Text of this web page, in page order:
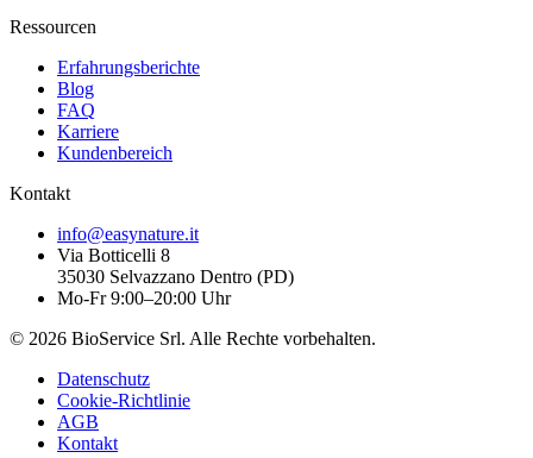
Ressourcen
Erfahrungsberichte
Blog
FAQ
Karriere
Kundenbereich
Kontakt
info@easynature.it
Via Botticelli 8
35030 Selvazzano Dentro (PD)
Mo-Fr 9:00–20:00 Uhr
© 2026 BioService Srl. Alle Rechte vorbehalten.
Datenschutz
Cookie-Richtlinie
AGB
Kontakt